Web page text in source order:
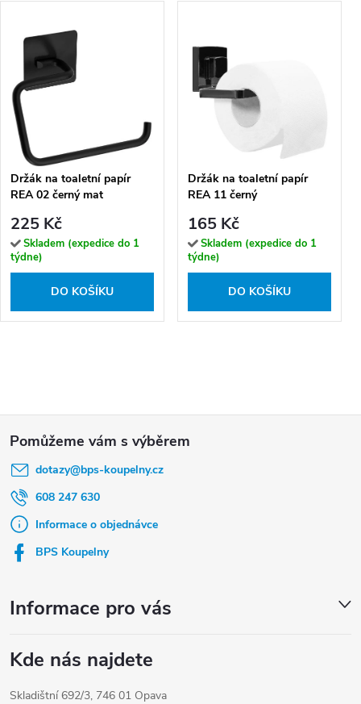
Držák na toaletní papír
REA 02 černý mat
225 Kč
Skladem (expedice do 1
týdne)
DO KOŠÍKU
Držák na toaletní papír
REA 11 černý
165 Kč
Skladem (expedice do 1
týdne)
DO KOŠÍKU
dotazy@bps-koupelny.cz
608 247 630
Informace o objednávce
BPS Koupelny
Informace pro vás
Kde nás najdete
Skladištní 692/3, 746 01 Opava